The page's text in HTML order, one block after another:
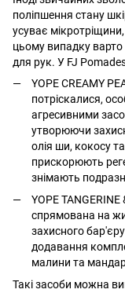
поліпшення стану
усуває
цьому випадку варто
для рук. У FJ
YOPE CREAMY
потріскалися,
агресивними
утворюючи
олія ши, кокосу
прискорюють
знімають
YOPE
спрямована на
захисного
додавання
малини та
Такі засоби можна